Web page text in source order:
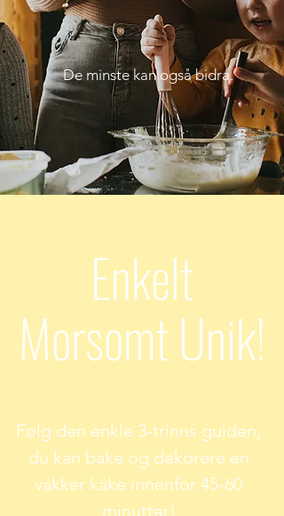
De minste kan også bidra.
Enkelt
Morsomt Unik!
Følg den enkle 3-trinns guiden,
du kan bake og dekorere en
vakker kake innenfor 45-60
minutter!